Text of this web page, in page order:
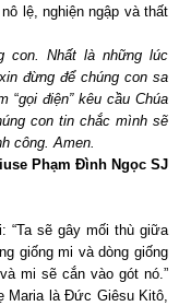
lệ, nghiện ngập và thất
con. Nhất là những lúc
đừng để chúng con sa
“gọi điện” kêu cầu Chúa
con tin chắc mình sẽ
công. Amen.
Phạm Đình Ngọc SJ
“Ta sẽ gây mối thù giữa
giống mi và dòng giống
mi sẽ cắn vào gót nó.”
Maria là Đức Giêsu Kitô,